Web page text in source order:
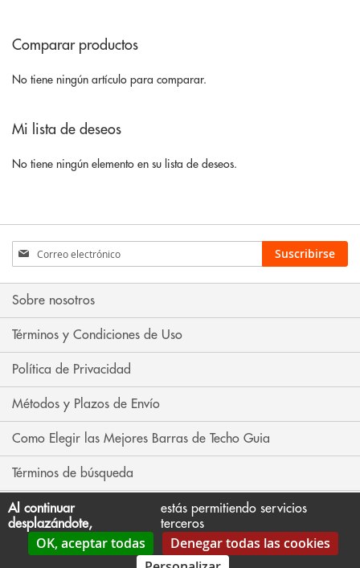
LISTA
DE
Comparar productos
No tiene ningún artículo para comparar.
Mi lista de deseos
No tiene ningún elemento en su lista de deseos.
Inscríbase
a
nuestro
boletín
noticias:
Suscribirse
Sobre nosotros
Términos y Condiciones de Uso
Política de Privacidad
Métodos y Plazos de Envío
Como Elegir las Mejores Barras de Techo Guia
Términos de búsqueda
Búsqueda avanzada
Contáctenos
Al continuar
desplazándote,
estás permitiendo servicios
terceros
OK, aceptar todas
Denegar todas las cookies